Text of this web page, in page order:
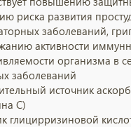
риска развития
заболеваний,
активности
организма в
заболеваний
источник
С)
глицирризиновой